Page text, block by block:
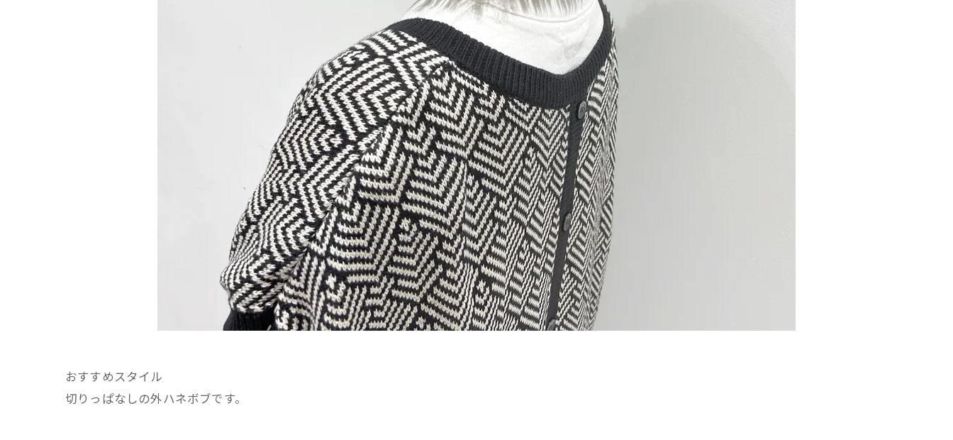
おすすめスタイル
切りっぱなしの外ハネボブです。